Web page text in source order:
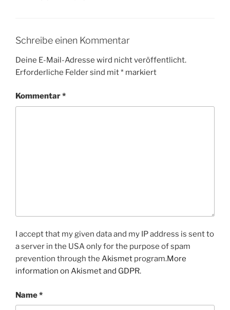
Schreibe einen Kommentar
Deine E-Mail-Adresse wird nicht veröffentlicht.
Erforderliche Felder sind mit* markiert
Kommentar*
I accept that my given data and my IP address is sent to
a server in the USA only for the purpose of spam
prevention through the Akismet program.More
information on Akismet and GDPR.
Name*